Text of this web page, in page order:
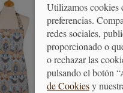
Utilizamos cookies
preferencias.
redes sociales,
proporcionado o
o rechazar las
pulsando el botón
de Cookiesy